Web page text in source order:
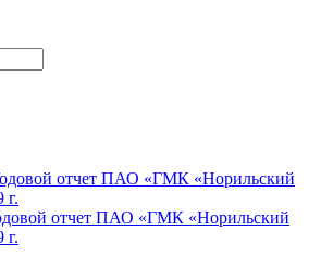
отчет ПАО «ГМК «Норильский
г.
отчет ПАО «ГМК «Норильский
г.